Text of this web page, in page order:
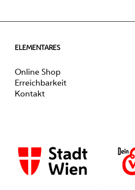
ELEMENTARES
Online Shop
Erreichbarkeit
Kontakt